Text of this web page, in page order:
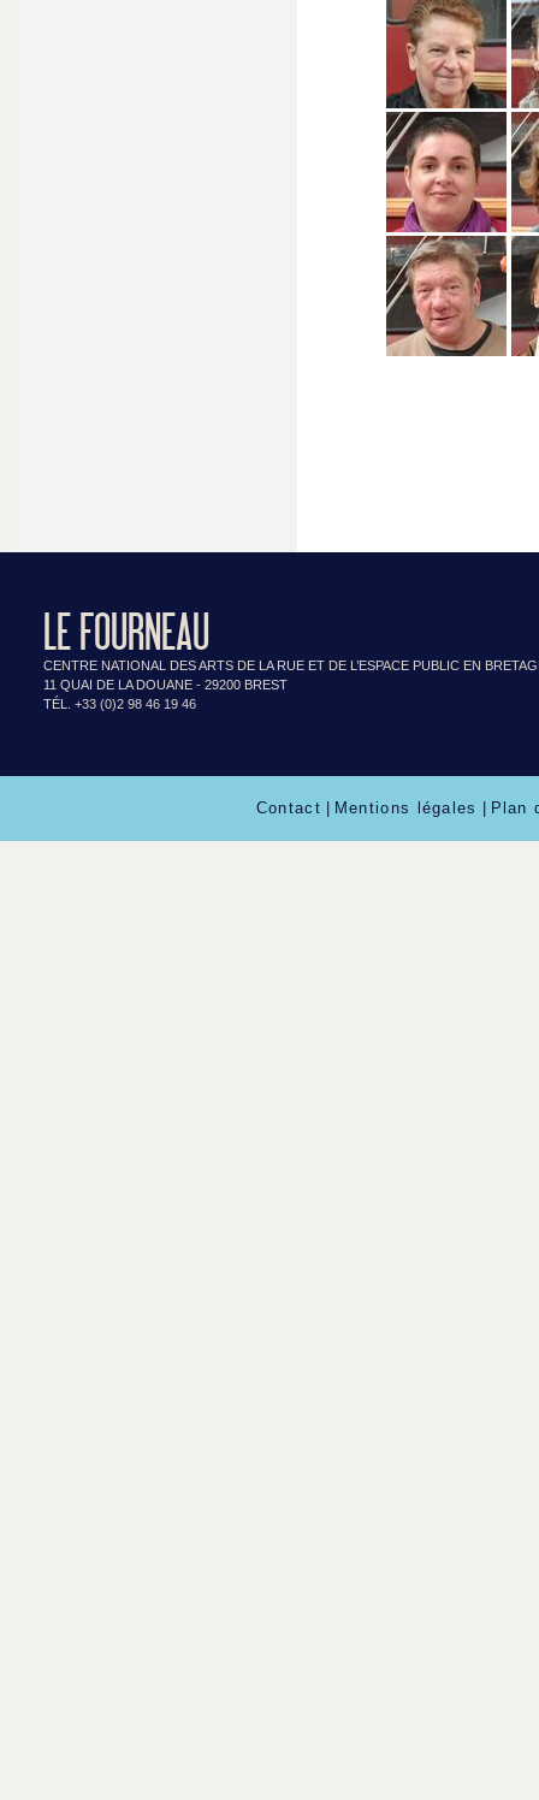
LE FOURNEAU
CENTRE NATIONAL DES ARTS DE LA RUE ET DE L’ESPACE PUBLIC EN
11 QUAI DE LA DOUANE - 29200 BREST
TÉL. +33 (0)2 98 46 19 46
Contact Mentions légales Plan